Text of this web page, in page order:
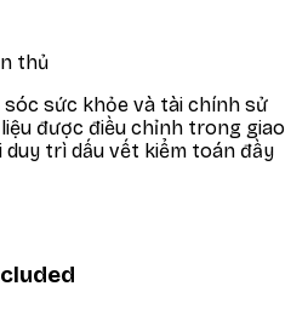
thủ
sức khỏe và tài chính sử
được điều chỉnh trong giao
trì dấu vết kiểm toán đầy